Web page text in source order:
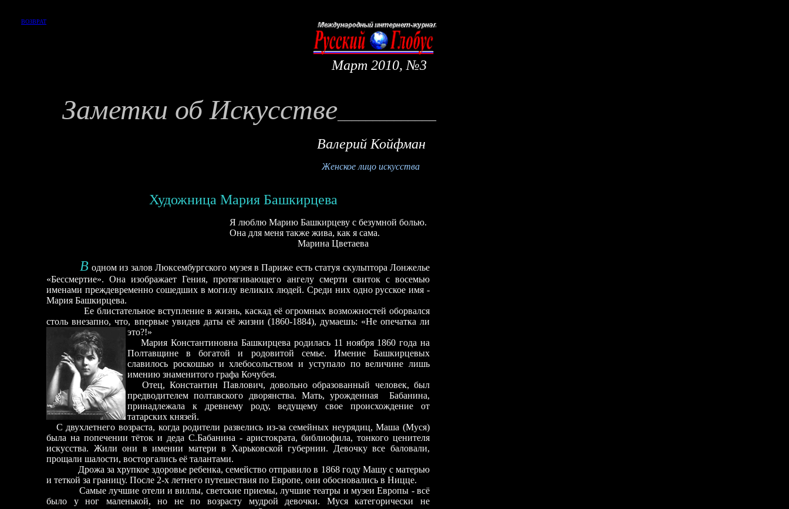
ВОЗВРАТ
Март 2010, №3
Заметки об Искусстве
Валерий Койфман
Женское лицо искусства
Художница Мария Башкирцева
Я люблю Марию Башкирцеву с безумной болью.
Она для меня также жива, как я сама.
Марина Цветаева
В одном из залов Люксембургского музея в Париже есть статуя скульптора Лонжелье
«Бессмертие». Она изображает Гения, протягивающего ангелу смерти свиток с восемью
именами преждевременно сошедших в могилу великих людей. Среди них одно русское имя -
Мария Башкирцева.
Ее блистательное вступление в жизнь, каскад её огромных возможностей оборвался
столь внезапно, что, впервые увидев даты её жизни (1860-1884), думаешь: «Не опечатка ли
это?!»
Мария Константиновна Башкирцева родилась 11 ноября 1860 года на
Полтавщине в богатой и родовитой семье. Имение Башкирцевых
славилось роскошью и хлебосольством и уступало по величине лишь
имению знаменитого графа Кочубея.
Отец, Константин Павлович, довольно образованный человек, был
предводителем полтавского дворянства. Мать, урожденная Бабанина,
принадлежала к древнему роду, ведущему свое происхождение от
татарских князей.
С двухлетнего возраста, когда родители развелись из-за семейных неурядиц, Маша (Муся)
была на попечении тёток и деда С.Бабанина - аристократа, библиофила, тонкого ценителя
искусства. Жили они в имении матери в Харьковской губернии. Девочку все баловали,
прощали шалости, восторгались её талантами.
Дрожа за хрупкое здоровье ребенка, семейство отправило в 1868 году Машу с матерью
и теткой за границу. После 2-х летнего путешествия по Европе, они обосновались в Ницце.
Самые лучшие отели и виллы, светские приемы, лучшие театры и музеи Европы - всё
было у ног маленькой, но не по возрасту мудрой девочки. Муся категорически не